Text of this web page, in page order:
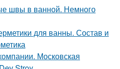
швы в ванной. Немного
для ванны. Состав и
Московская